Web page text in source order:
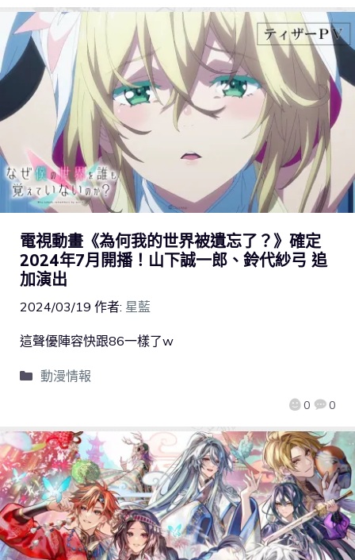
電視動畫《為何我的世界被遺忘了？》確定
2024年7月開播！山下誠一郎、鈴代紗弓 追
加演出
2024/03/19 作者: 星藍
0 0
這聲優陣容快跟86一樣了w
動漫情報